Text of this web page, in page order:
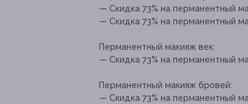
— Скидка 73% на перманентный
— Скидка 73% на перманентный
Перманентный макияж век:
— Скидка 73% на перманентный
Перманентный макияж бровей:
— Скидка 73% на перманентный